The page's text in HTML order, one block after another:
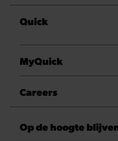
Quick
MyQuick
Careers
Op de hoogte